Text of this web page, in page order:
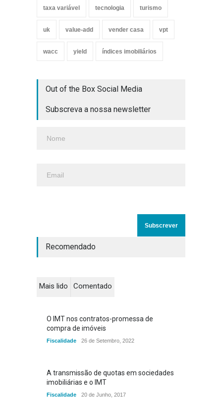
taxa variável tecnologia turismo
uk value-add vender casa vpt
wacc yield índices imobiliários
Out of the Box Social Media
Subscreva a nossa newsletter
Recomendado
Mais lido Comentado
O IMT nos contratos-promessa de
compra de imóveis
Fiscalidade 26 de Setembro, 2022
A transmissão de quotas em sociedades
imobiliárias e o IMT
Fiscalidade 20 de Junho, 2017